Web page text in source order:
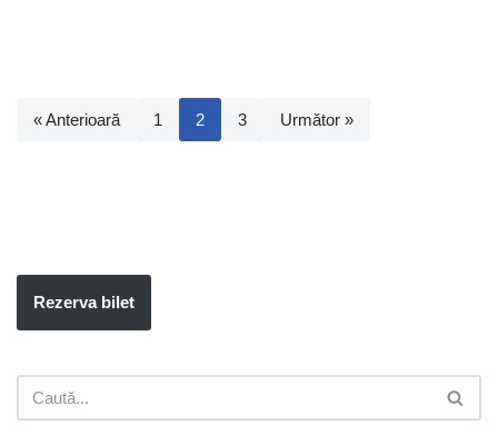
« Anterioară 1 2 3 Următor »
Rezerva bilet